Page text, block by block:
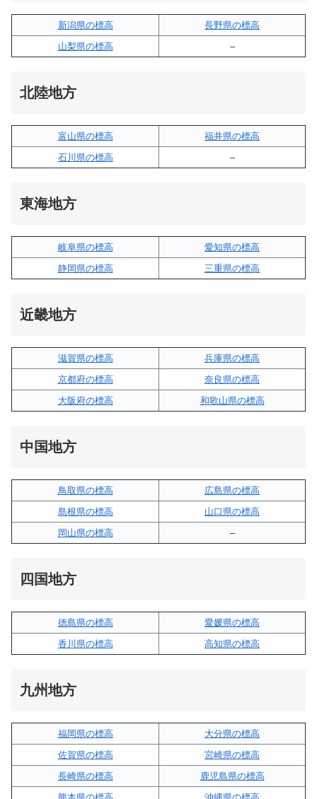
新潟県の標高
長野県の標高
山梨県の標高
–
北陸地方
富山県の標高
福井県の標高
石川県の標高
–
東海地方
岐阜県の標高
愛知県の標高
静岡県の標高
三重県の標高
近畿地方
滋賀県の標高
兵庫県の標高
京都府の標高
奈良県の標高
大阪府の標高
和歌山県の標高
中国地方
鳥取県の標高
広島県の標高
島根県の標高
山口県の標高
岡山県の標高
–
四国地方
徳島県の標高
愛媛県の標高
香川県の標高
高知県の標高
九州地方
福岡県の標高
大分県の標高
佐賀県の標高
宮崎県の標高
長崎県の標高
鹿児島県の標高